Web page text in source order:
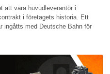
att vara huvudleverantör i
i företagets historia. Ett
ingåtts med Deutsche Bahn för